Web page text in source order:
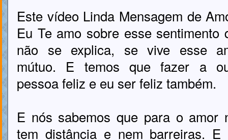
Este vídeo Linda Mensagem de
Eu Te amo sobre esse sentimento
não se explica, se vive esse
mútuo. E temos que fazer a
pessoa feliz e eu ser feliz também.
E nós sabemos que para o amor
tem distância e nem barreiras. E